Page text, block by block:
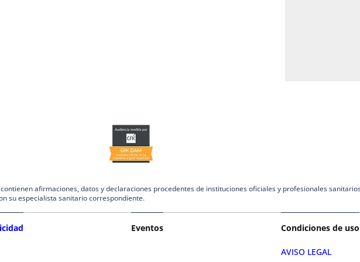
afirmaciones, datos y declaraciones procedentes de instituciones oficiales y profesionales
su especialista sanitario correspondiente.
Eventos Condiciones de uso
AVISO LEGAL